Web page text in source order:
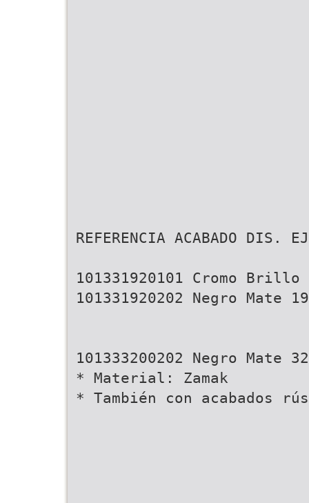
REFERENCIA ACABADO DIS.
101331920101 Cromo
101331920202 Negro Mate
101333200202 Negro Mate
* Material: Zamak
* También con acabados